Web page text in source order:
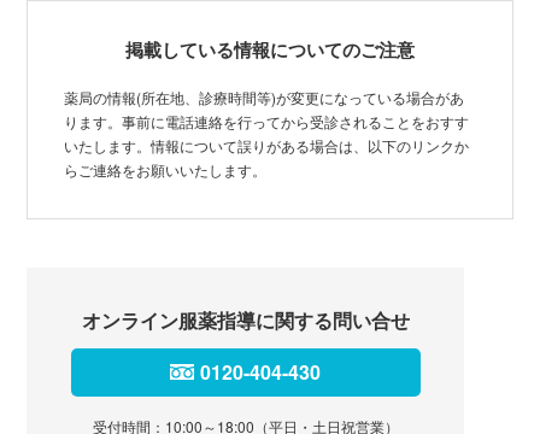
掲載している情報についてのご注意
薬局の情報(所在地、診療時間等)が変更になっている場合があ
ります。事前に電話連絡を行ってから受診されることをおすす
いたします。情報について誤りがある場合は、以下のリンクか
らご連絡をお願いいたします。
オンライン服薬指導に関する問い合せ
0120-404-430
受付時間：10:00～18:00（平日・土日祝営業）